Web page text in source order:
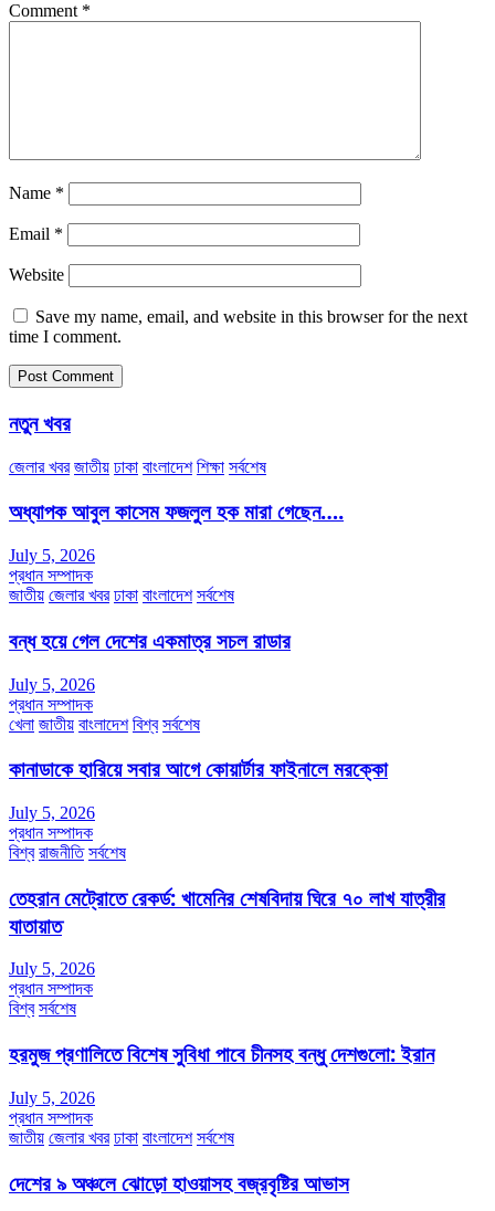
Comment *
Name *
Email *
Website
Save my name, email, and website in this browser for the next
time I comment.
নতুন খবর
জেলার খবর জাতীয় ঢাকা বাংলাদেশ শিক্ষা সর্বশেষ
অধ্যাপক আবুল কাসেম ফজলুল হক মারা গেছেন….
July 5, 2026
প্রধান সম্পাদক
জাতীয় জেলার খবর ঢাকা বাংলাদেশ সর্বশেষ
বন্ধ হয়ে গেল দেশের একমাত্র সচল রাডার
July 5, 2026
প্রধান সম্পাদক
খেলা জাতীয় বাংলাদেশ বিশ্ব সর্বশেষ
কানাডাকে হারিয়ে সবার আগে কোয়ার্টার ফাইনালে মরক্কো
July 5, 2026
প্রধান সম্পাদক
বিশ্ব রাজনীতি সর্বশেষ
তেহরান মেট্রোতে রেকর্ড: খামেনির শেষবিদায় ঘিরে ৭০ লাখ যাত্রীর
যাতায়াত
July 5, 2026
প্রধান সম্পাদক
বিশ্ব সর্বশেষ
হরমুজ প্রণালিতে বিশেষ সুবিধা পাবে চীনসহ বন্ধু দেশগুলো: ইরান
July 5, 2026
প্রধান সম্পাদক
জাতীয় জেলার খবর ঢাকা বাংলাদেশ সর্বশেষ
দেশের ৯ অঞ্চলে ঝোড়ো হাওয়াসহ বজ্রবৃষ্টির আভাস